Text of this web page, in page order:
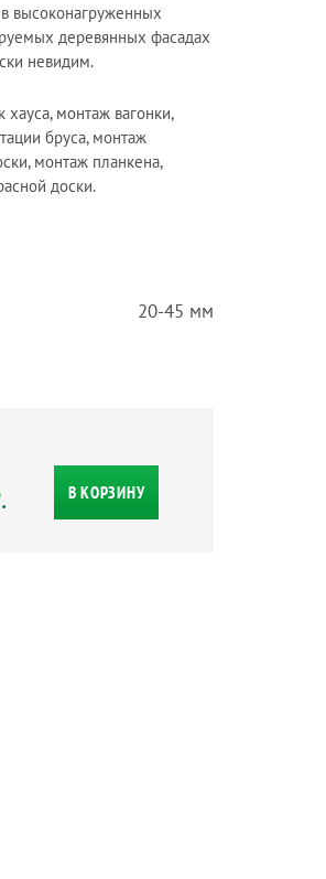
высоконагруженных
деревянных фасадах
невидим.
хауса, монтаж вагонки,
бруса, монтаж
монтаж планкена,
доски.
20-45 мм
В КОРЗИНУ